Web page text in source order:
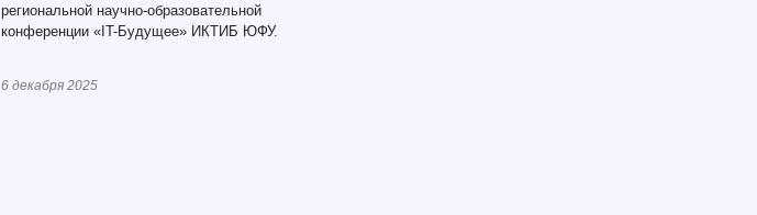
региональной научно-образовательной
конференции «IT-Будущее» ИКТИБ ЮФУ.
6 декабря 2025